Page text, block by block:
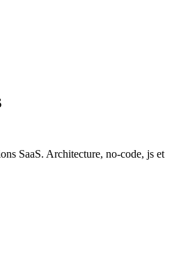
SaaS. Architecture, no-code, js et